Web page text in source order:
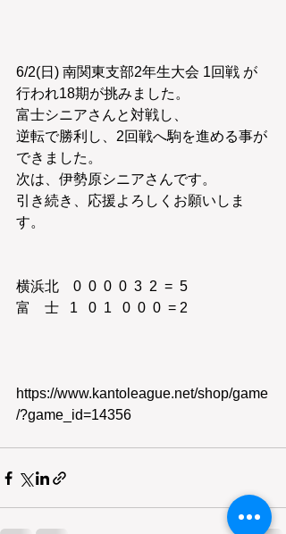
6/2(日) 南関東支部2年生大会 1回戦 が
行われ18期が挑みました。
富士シニアさんと対戦し、
逆転で勝利し、2回戦へ駒を進める事が
できました。
次は、伊勢原シニアさんです。
引き続き、応援よろしくお願いしま
す。
横浜北　0  0  0  0  3  2  =  5
富    士   1   0  1   0  0  0  = 2
https://www.kantoleague.net/shop/game
/?game_id=14356